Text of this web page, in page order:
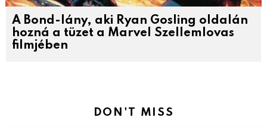
A Bond-lány, aki Ryan Gosling oldalán
hozná a tüzet a Marvel Szellemlovas
filmjében
DON'T MISS